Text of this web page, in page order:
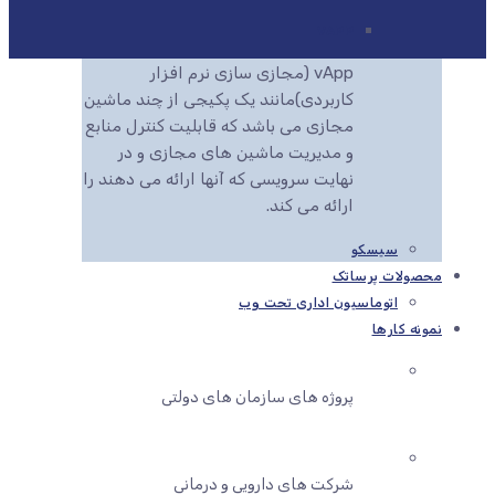
vApp (مجازی سازی نرم افزار
کاربردی)مانند یک پکیجی از چند ماشین
مجازی می باشد که قابلیت کنترل منابع
و مدیریت ماشین های مجازی و در
نهایت سرویسی که آنها ارائه می دهند را
ارائه می کند.
سیسکو
محصولات پرساتک
اتوماسیون اداری تحت وب
نمونه کارها
پروژه های سازمان های دولتی
شرکت های دارویی و درمانی